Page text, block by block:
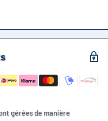
gérées de manière